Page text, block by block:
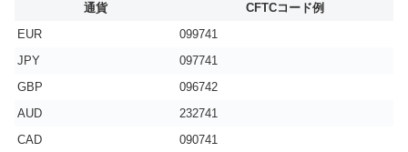
通貨
CFTCコード例
EUR
099741
JPY
097741
GBP
096742
AUD
232741
CAD
090741